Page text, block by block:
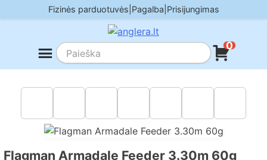
to
Fizinės parduotuvės Pagalba Prisijungimas
0
Flagman Armadale Feeder 3.30m 60g